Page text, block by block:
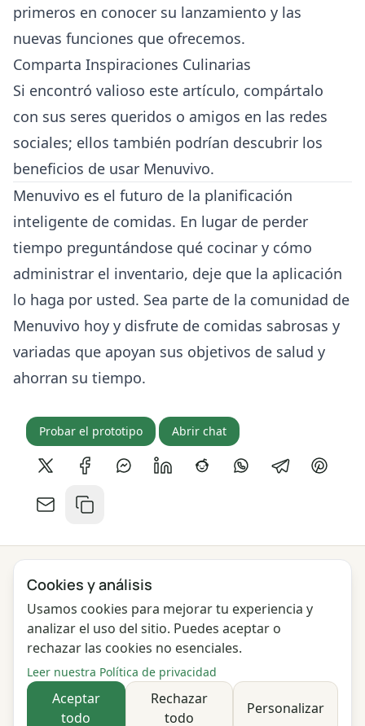
primeros en conocer su lanzamiento y las
nuevas funciones que ofrecemos.
Comparta Inspiraciones Culinarias
Si encontró valioso este artículo, compártalo
con sus seres queridos o amigos en las redes
sociales; ellos también podrían descubrir los
beneficios de usar Menuvivo.
Menuvivo es el futuro de la planificación
inteligente de comidas. En lugar de perder
tiempo preguntándose qué cocinar y cómo
administrar el inventario, deje que la aplicación
lo haga por usted. Sea parte de la comunidad de
Menuvivo hoy y disfrute de comidas sabrosas y
variadas que apoyan sus objetivos de salud y
ahorran su tiempo.
Probar el prototipo Abrir chat
Compartir en X
Compartir en Facebook
Compartir en Messenger
Compartir en LinkedIn
Compartir en Reddit
Compartir enCompartir en
Compartir por correo
Copiar enlace
Privacidad TérminosBlogComentarios
Registro de cambios Configuración de cookies
English
Polski Português
Français
Deutsch
Italiano
Русский
Cookies y análisis
Usamos cookies para mejorar tu experiencia y
analizar el uso del sitio. Puedes aceptar o
rechazar las cookies no esenciales.
Leer nuestra Política de privacidad
Aceptar
todo
Rechazar
todo
Personalizar